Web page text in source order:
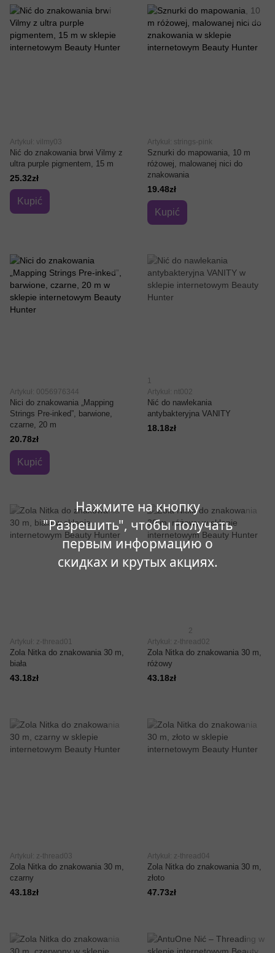
Нажмите на кнопку
"Разрешить", чтобы получать
первым информацию о
скидках и крутых акциях.
Artykuł: vilmy03
Nić do znakowania brwi Vilmy z
ultra purple pigmentem, 15 m
25.32zł
Kupić
Artykuł: strings-pink
Sznurki do mapowania, 10 m
różowej, malowanej nici do
znakowania
19.48zł
Kupić
Artykuł: 0056976344
Nici do znakowania „Mapping
Strings Pre-inked”, barwione,
czarne, 20 m
20.78zł
Kupić
1
Artykuł: nt002
Nić do nawlekania
antybakteryjna VANITY
18.18zł
Artykuł: z-thread01
Zola Nitka do znakowania 30 m,
biała
43.18zł
2
Artykuł: z-thread02
Zola Nitka do znakowania 30 m,
różowy
43.18zł
Artykuł: z-thread03
Zola Nitka do znakowania 30 m,
czarny
43.18zł
Artykuł: z-thread04
Zola Nitka do znakowania 30 m,
złoto
47.73zł